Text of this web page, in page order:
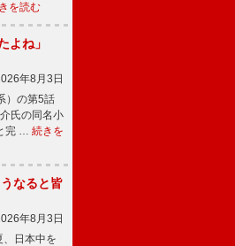
を読む
よね」
年8月3日
）の第5話
氏の同名小
完 … 続きを
なると皆
年8月3日
日本中を